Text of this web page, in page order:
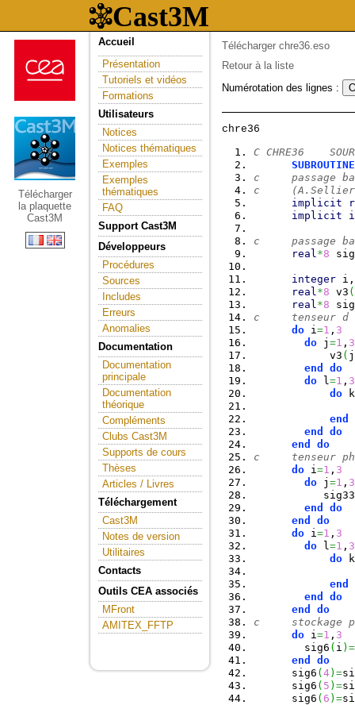
Télécharger
la plaquette
Cast3M
Accueil
Présentation
Tutoriels et vidéos
Formations
Utilisateurs
Notices
Notices thématiques
Exemples
Exemples
thématiques
FAQ
Support Cast3M
Développeurs
Procédures
Sources
Includes
Erreurs
Anomalies
Documentation
Documentation
principale
Documentation
théorique
Compléments
Clubs Cast3M
Supports de cours
Thèses
Articles / Livres
Téléchargement
Cast3M
Notes de version
Utilitaires
Contacts
Outils CEA associés
MFront
AMITEX_FFTP
Télécharger chre36.eso
Retour à la liste
Numérotation des lignes :
C CHRE36
SUBROUTINE
c     passage
c     (A.Sellier
implicit
implicit
c     passage
real *8
integer
real *8 v3 (
real *8
c
do i =1 , 3
do j =1 , 3
            v3
( j
end
do
do l =1 , 3
do k
end
end
do
end
do
c
do i =1 , 3
do j =1 , 3
           sig33
end
do
end
do
do i =1 , 3
do l =1 , 3
do k
end
end
do
end
do
c
do i =1 , 3
        sig6
( i ) =
end
do
      sig6
(4) =
      sig6
( 5 ) =
      sig6
( 6 ) =